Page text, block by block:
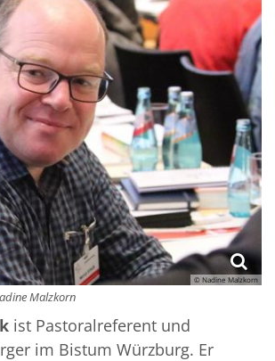
© Nadine Malzkorn
Malzkorn
ist Pastoralreferent und
im Bistum Würzburg. Er